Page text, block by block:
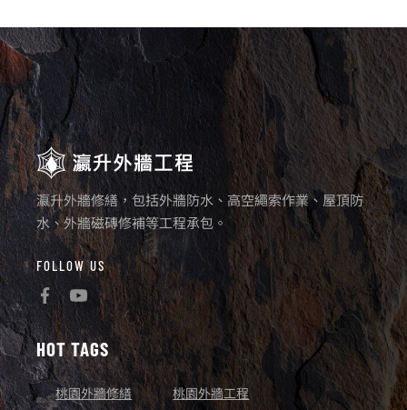
瀛升外牆修繕，包括外牆防水、高空繩索作業、屋頂防
水、外牆磁磚修補等工程承包。
FOLLOW US
HOT TAGS
桃園外牆修繕 桃園外牆工程